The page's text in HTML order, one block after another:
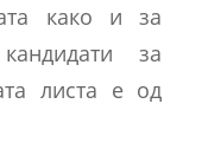
како и за
за
листа е од